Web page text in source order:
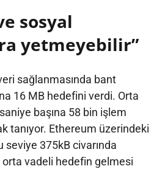
sosyal
yetmeyebilir”
sağlanmasında bant
16 MB hedefini verdi. Orta
başına 58 bin işlem
tanıyor. Ethereum üzerindeki
seviye 375kB civarında
vadeli hedefin gelmesi